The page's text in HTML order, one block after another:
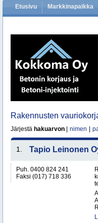
Etusivu Markkinapaikka
Rakennusten
Järjestä hakuarvon nimen
1. Tapio Leinonen
Puh. 0400 824 241
Faksi (017) 718 336